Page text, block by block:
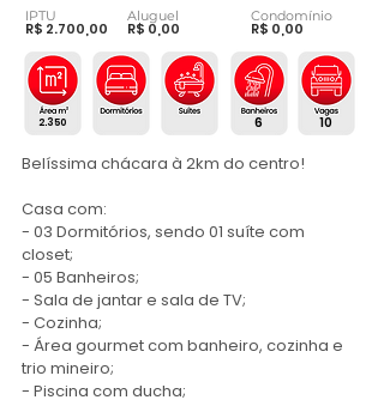
IPTU
R$ 2.700,00
Aluguel
R$ 0,00
Condomínio
R$ 0,00
6 10
2.350
Belíssima chácara à 2km do centro!
Casa com:
- 03 Dormitórios, sendo 01 suíte com
closet;
- 05 Banheiros;
- Sala de jantar e sala de TV;
- Cozinha;
- Área gourmet com banheiro, cozinha e
trio mineiro;
- Piscina com ducha;